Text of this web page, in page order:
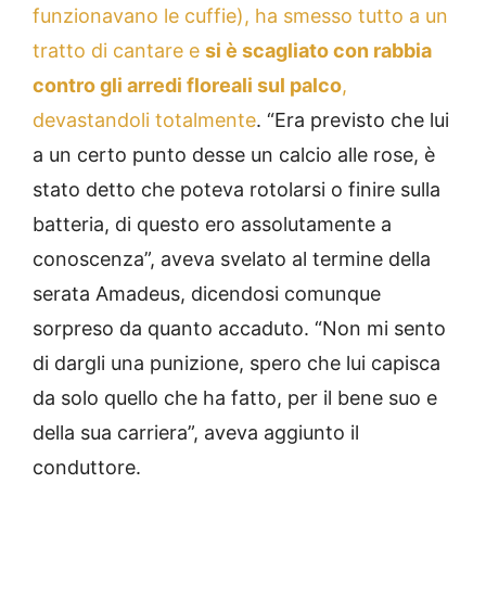
funzionavano le cuffie), ha smesso tutto a un
tratto di cantare e si è scagliato con rabbia
contro gli arredi floreali sul palco,
devastandoli totalmente. “Era previsto che lui
a un certo punto desse un calcio alle rose, è
stato detto che poteva rotolarsi o finire sulla
batteria, di questo ero assolutamente a
conoscenza”, aveva svelato al termine della
serata Amadeus, dicendosi comunque
sorpreso da quanto accaduto. “Non mi sento
di dargli una punizione, spero che lui capisca
da solo quello che ha fatto, per il bene suo e
della sua carriera”, aveva aggiunto il
conduttore.